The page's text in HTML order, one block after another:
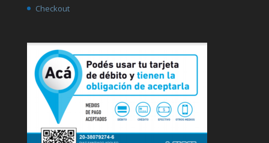
Checkout